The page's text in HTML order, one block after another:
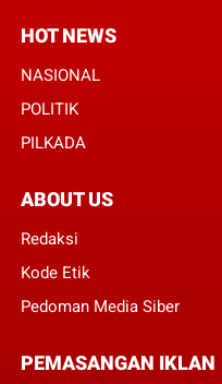
HOT NEWS
NASIONAL
POLITIK
PILKADA
ABOUT US
Redaksi
Kode Etik
Pedoman Media Siber
PEMASANGAN IKLAN